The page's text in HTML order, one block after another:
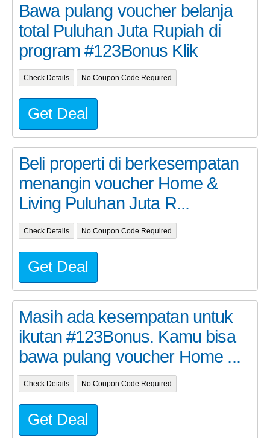
Bawa pulang voucher belanja
total Puluhan Juta Rupiah di
program #123Bonus Klik
Check Details No Coupon Code Required
Get Deal
Beli properti di berkesempatan
menangin voucher Home &
Living Puluhan Juta R...
Check Details No Coupon Code Required
Get Deal
Masih ada kesempatan untuk
ikutan #123Bonus. Kamu bisa
bawa pulang voucher Home ...
Check Details No Coupon Code Required
Get Deal